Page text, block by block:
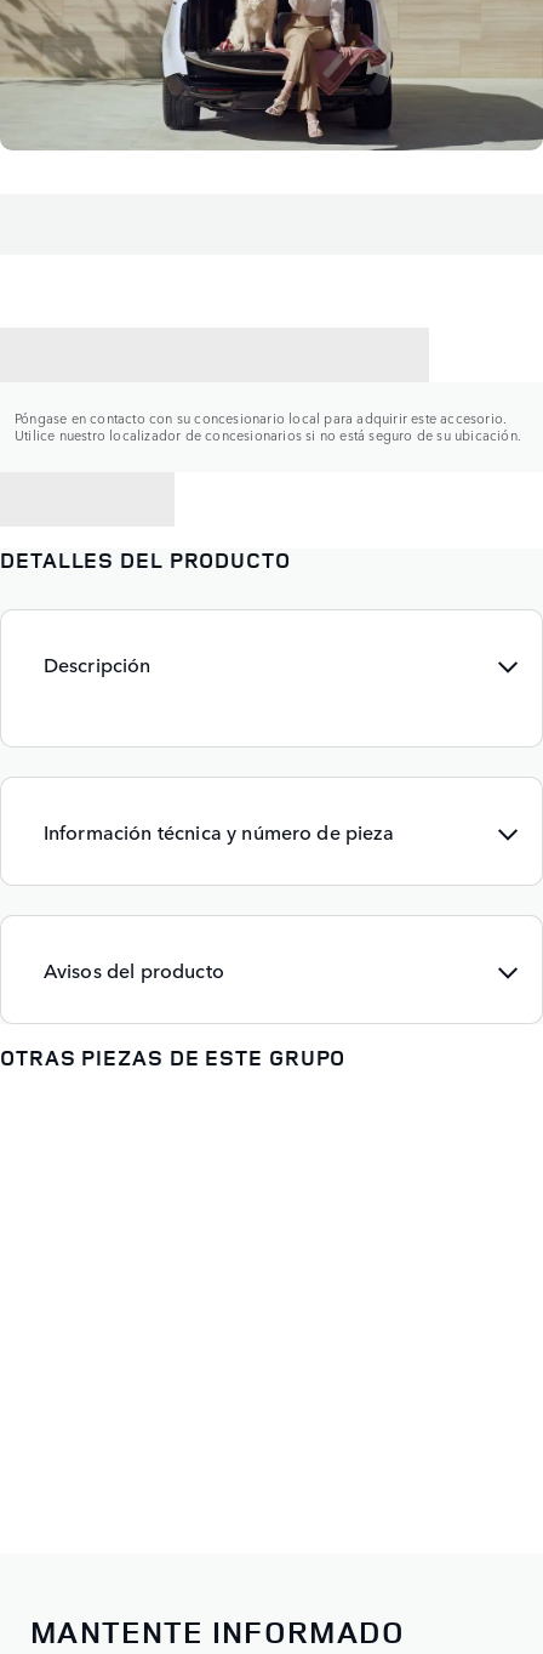
Póngase en contacto con su concesionario local para adquirir este accesorio.
Utilice nuestro localizador de concesionarios si no está seguro de su ubicación.
DETALLES DEL PRODUCTO
Descripción
Información técnica y número de pieza
Avisos del producto
OTRAS PIEZAS DE ESTE GRUPO
MANTENTE INFORMADO